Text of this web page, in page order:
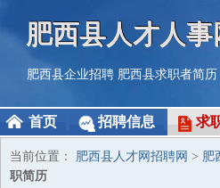
肥西县人才人事
肥西县企业招聘 肥西县求职者简历
首页 招聘信息 求
当前位置： 肥西县人才网招聘网 > 肥
职简历